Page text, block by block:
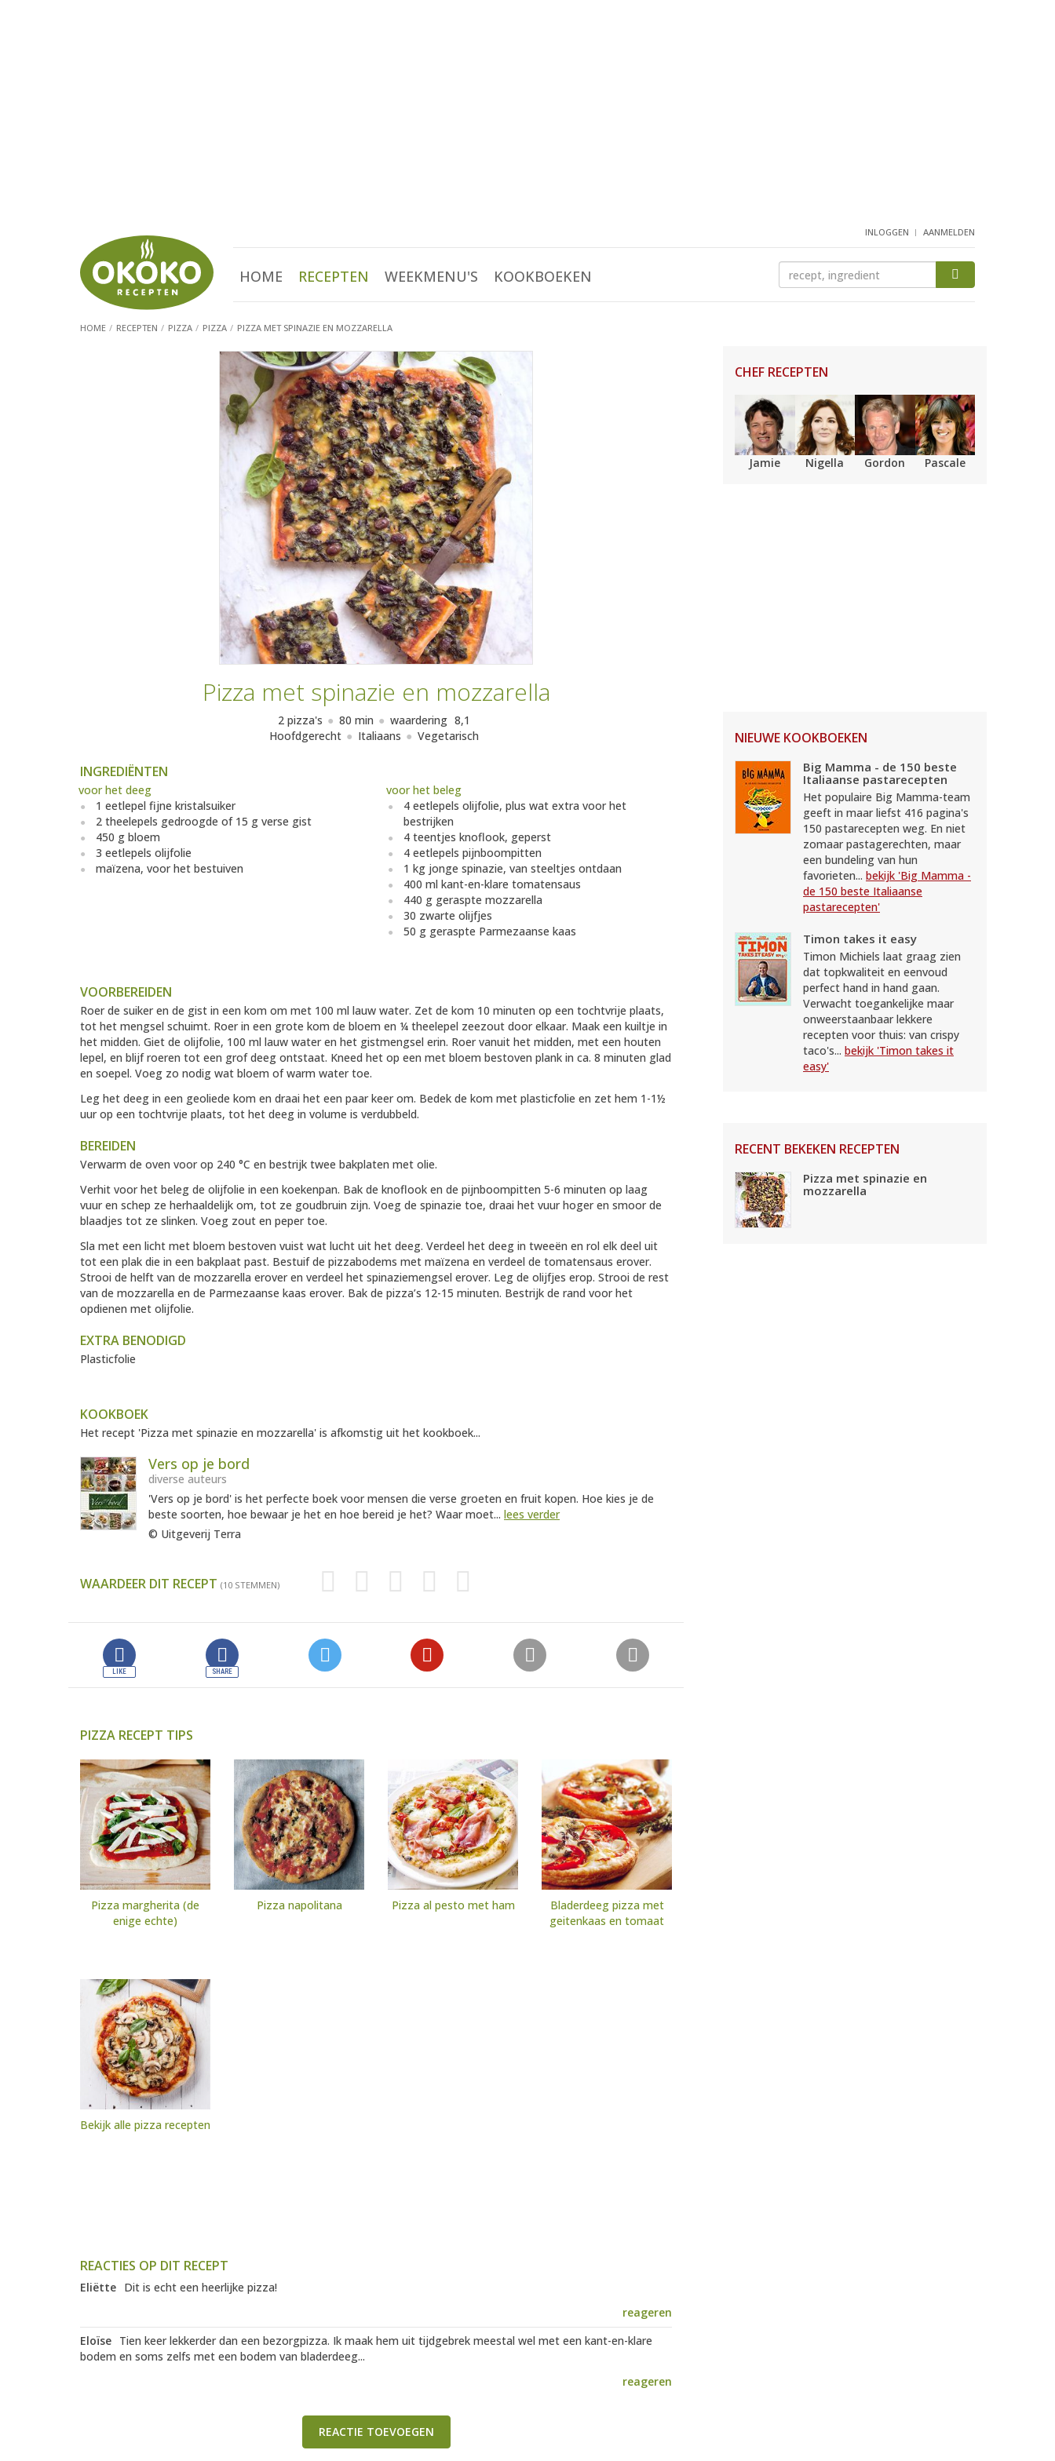
INLOGGEN AANMELDEN
HOME RECEPTEN WEEKMENU'S KOOKBOEKEN
HOME RECEPTEN PIZZA PIZZA PIZZA MET SPINAZIE EN MOZZARELLA
Pizza met spinazie en mozzarella
2 pizza's 80 min waardering 8,1
Hoofdgerecht
Italiaans Vegetarisch
INGREDIËNTEN
voor het deeg
1 eetlepel fijne kristalsuiker
2 theelepels gedroogde of 15 g verse gist
450 g bloem
3 eetlepels olijfolie
maïzena, voor het bestuiven
voor het beleg
4 eetlepels olijfolie, plus wat extra voor het
bestrijken
4 teentjes knoflook, geperst
4 eetlepels pijnboompitten
1 kg jonge spinazie, van steeltjes ontdaan
400 ml kant-en-klare tomatensaus
440 g geraspte mozzarella
30 zwarte olijfjes
50 g geraspte Parmezaanse kaas
VOORBEREIDEN
Roer de suiker en de gist in een kom om met 100 ml lauw water. Zet de kom 10 minuten op een tochtvrije plaats,
tot het mengsel schuimt. Roer in een grote kom de bloem en ¼ theelepel zeezout door elkaar. Maak een kuiltje in
het midden. Giet de olijfolie, 100 ml lauw water en het gistmengsel erin. Roer vanuit het midden, met een houten
lepel, en blijf roeren tot een grof deeg ontstaat. Kneed het op een met bloem bestoven plank in ca. 8 minuten glad
en soepel. Voeg zo nodig wat bloem of warm water toe.
Leg het deeg in een geoliede kom en draai het een paar keer om. Bedek de kom met plasticfolie en zet hem 1-1½
uur op een tochtvrije plaats, tot het deeg in volume is verdubbeld.
BEREIDEN
Verwarm de oven voor op 240 °C en bestrijk twee bakplaten met olie.
Verhit voor het beleg de olijfolie in een koekenpan. Bak de knoflook en de pijnboompitten 5-6 minuten op laag
vuur en schep ze herhaaldelijk om, tot ze goudbruin zijn. Voeg de spinazie toe, draai het vuur hoger en smoor de
blaadjes tot ze slinken. Voeg zout en peper toe.
Sla met een licht met bloem bestoven vuist wat lucht uit het deeg. Verdeel het deeg in tweeën en rol elk deel uit
tot een plak die in een bakplaat past. Bestuif de pizzabodems met maïzena en verdeel de tomatensaus erover.
Strooi de helft van de mozzarella erover en verdeel het spinaziemengsel erover. Leg de olijfjes erop. Strooi de rest
van de mozzarella en de Parmezaanse kaas erover. Bak de pizza’s 12-15 minuten. Bestrijk de rand voor het
opdienen met olijfolie.
EXTRA BENODIGD
Plasticfolie
KOOKBOEK
Het recept 'Pizza met spinazie en mozzarella' is afkomstig uit het kookboek...
Vers op je bord
diverse auteurs
'Vers op je bord' is het perfecte boek voor mensen die verse groeten en fruit kopen. Hoe kies je de
beste soorten, hoe bewaar je het en hoe bereid je het? Waar moet... lees verder
© Uitgeverij Terra
WAARDEER DIT RECEPT (10 STEMMEN)
PIZZA RECEPT TIPS
Pizza margherita (de
enige echte)
Pizza napolitana Pizza al pesto met ham
Bladerdeeg pizza met
geitenkaas en tomaat
Bekijk alle pizza recepten
REACTIES OP DIT RECEPT
Eliëtte Dit is echt een heerlijke pizza!
reageren
Eloïse Tien keer lekkerder dan een bezorgpizza. Ik maak hem uit tijdgebrek meestal wel met een kant-en-klare
bodem en soms zelfs met een bodem van bladerdeeg...
reageren
REACTIE TOEVOEGEN
CHEF RECEPTEN
Jamie Nigella Gordon Pascale
NIEUWE KOOKBOEKEN
Big Mamma - de 150 beste
Italiaanse pastarecepten
Het populaire Big Mamma-team
geeft in maar liefst 416 pagina's
150 pastarecepten weg. En niet
zomaar pastagerechten, maar
een bundeling van hun
favorieten... bekijk 'Big Mamma -
de 150 beste Italiaanse
pastarecepten'
Timon takes it easy
Timon Michiels laat graag zien
dat topkwaliteit en eenvoud
perfect hand in hand gaan.
Verwacht toegankelijke maar
onweerstaanbaar lekkere
recepten voor thuis: van crispy
taco's... bekijk 'Timon takes it
easy'
RECENT BEKEKEN RECEPTEN
Pizza met spinazie en
mozzarella